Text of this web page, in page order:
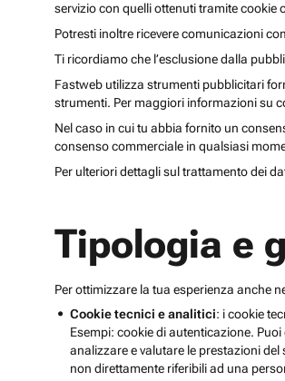
servizio con quelli ottenuti tramite
Potresti inoltre ricevere comunicazioni
Ti ricordiamo che l’esclusione dalla
Fastweb utilizza strumenti pubblicitari
strumenti. Per maggiori informazioni su
Nel caso in cui tu abbia fornito un
consenso commerciale in qualsiasi
Per ulteriori dettagli sul trattamento dei
Tipologia e
Per ottimizzare la tua esperienza anche
Cookie tecnici e analitici: i cookie
Esempi: cookie di autenticazione.
analizzare e valutare le prestazioni
non direttamente riferibili ad una